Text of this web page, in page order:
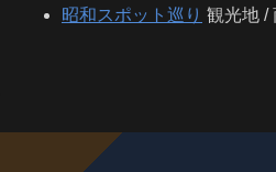
昭和スポット巡り 観光地 /